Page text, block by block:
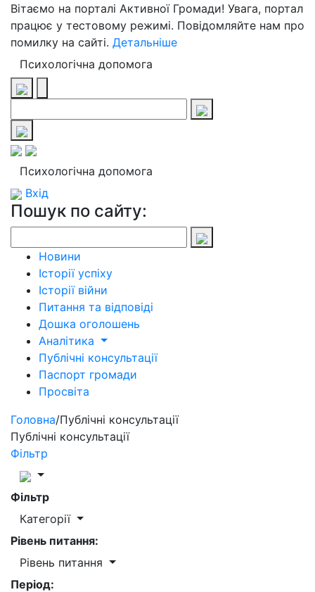
Вітаємо на порталі Активної Громади! Увага, портал
працює у тестовому режимі. Повідомляйте нам про
помилку на сайті. Детальніше
Психологічна допомога
Психологічна допомога
Вхід
Пошук по сайту:
Новини
Історії успіху
Історії війни
Питання та відповіді
Дошка оголошень
Аналітика
Публічні консультації
Паспорт громади
Просвіта
Головна/Публічні консультації
Публічні консультації
Фільтр
Фільтр
Категорії
Рівень питання:
Рівень питання
Період: